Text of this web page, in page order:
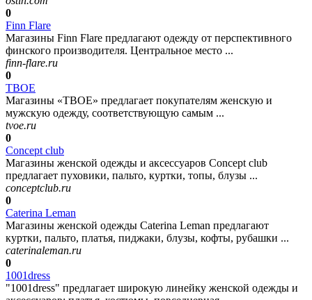
0
Finn Flare
Магазины Finn Flare предлагают одежду от перспективного
финского производителя. Центральное место ...
finn-flare.ru
0
ТВОЕ
Магазины «ТВОЕ» предлагает покупателям женскую и
мужскую одежду, соответствующую самым ...
tvoe.ru
0
Concept club
Магазины женской одежды и аксессуаров Concept club
предлагает пуховики, пальто, куртки, топы, блузы ...
conceptclub.ru
0
Caterina Leman
Магазины женской одежды Caterina Leman предлагают
куртки, пальто, платья, пиджаки, блузы, кофты, рубашки ...
caterinaleman.ru
0
1001dress
"1001dress" предлагает широкую линейку женской одежды и